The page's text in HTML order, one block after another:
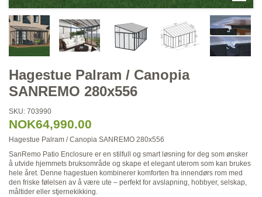
Hagestue Palram / Canopia
SANREMO 280x556
SKU: 703990
NOK64,990.00
Hagestue Palram / Canopia SANREMO 280x556
SanRemo Patio Enclosure er en stilfull og smart løsning for deg som ønsker
å utvide hjemmets bruksområde og skape et elegant uterom som kan brukes
hele året. Denne hagestuen kombinerer komforten fra innendørs rom med
den friske følelsen av å være ute – perfekt for avslapning, hobbyer, selskap,
måltider eller stjernekikking.